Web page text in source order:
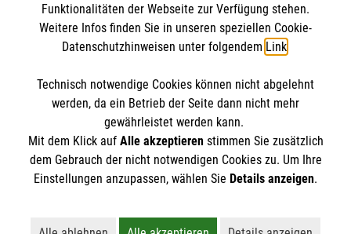
Malteserorden
Sharepoint
Spendenkonto
Bank: Pax-Bank für Kirche und Caritas eG
IBAN: DE60370601201201206290
BIC: GENODED1PA7
So finden Sie uns
Amtmann-Schipper-Straße 99
48282 Emsdetten
Email:info.emsdetten@malteser.org
Der Malteser Hilfsdienst e.V. ist als eingetragene
Gewerbesteuer befreit.
Funktionalitäten der Webseite zur Verfügung stehen.
Weitere Infos finden Sie in unseren speziellen Cookie-
Datenschutzhinweisen unter folgendem Link.
Technisch notwendige Cookies können nicht abgelehnt
werden, da ein Betrieb der Seite dann nicht mehr
gewährleistet werden kann.
Mit dem Klick auf Alle akzeptierenstimmen Sie zusätzlich
dem Gebrauch der nicht notwendigen Cookies zu. Um Ihre
Einstellungen anzupassen, wählen Sie Details anzeigen.